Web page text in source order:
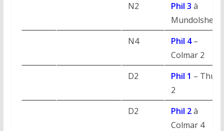
N2
Phil 3 à
Mundolsheim
N4
Phil 4–
Colmar 2
D2
Phil 1 – Thur
2
D2
Phil 2à
Colmar 4